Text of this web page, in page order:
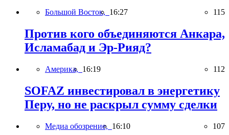
Большой Восток, 16:27 115
Против кого объединяются Анкара,
Исламабад и Эр-Рияд?
Америка, 16:19 112
SOFAZ инвестировал в энергетику
Перу, но не раскрыл сумму сделки
Медиа обозрение, 16:10 107